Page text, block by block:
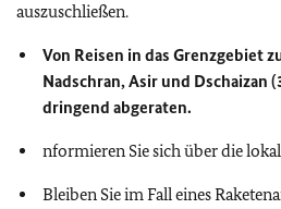
auszuschließen.
Von Reisen in das Grenzgebiet
Nadschran, Asir und Dschaizan
dringend abgeraten.
nformieren Sie sich über die
Bleiben Sie im Fall eines